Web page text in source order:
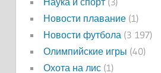
Новости плавание(1)
Новости футбола (3 197)
Олимпийские игры (40)
Охота на лис(1)